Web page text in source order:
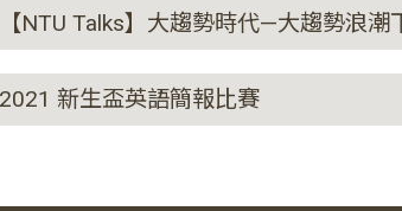
NTU Talks】大趨勢時代—大趨勢浪潮
新生盃英語簡報比賽